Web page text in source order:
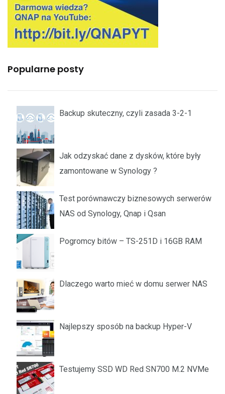
Popularne posty
Backup skuteczny, czyli zasada 3-2-1
Jak odzyskać dane z dysków, które były
zamontowane w Synology ?
Test porównawczy biznesowych serwerów
NAS od Synology, Qnap i Qsan
Pogromcy bitów – TS-251D i 16GB RAM
Dlaczego warto mieć w domu serwer NAS
Najlepszy sposób na backup Hyper-V
Testujemy SSD WD Red SN700 M.2 NVMe